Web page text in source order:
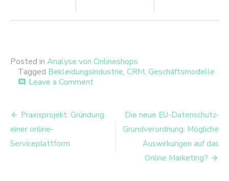
Posted in Analyse von Onlineshops
Tagged Bekleidungsindustrie, CRM, Geschäftsmodelle
comment Leave a Commenton
Viel
mehr
Beitrags-
Navigation
Praxisprojekt: Gründung
einer online-
Serviceplattform
Die neue EU-Datenschutz-
Grundverordnung: Mögliche
Auswirkungen auf das
Online Marketing?